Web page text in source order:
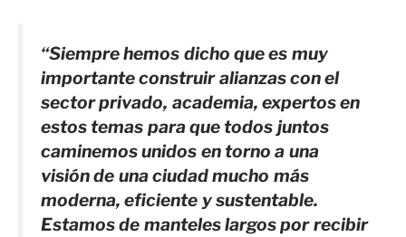
“Siempre hemos dicho que es muy
importante construir alianzas con el
sector privado, academia, expertos en
estos temas para que todos juntos
caminemos unidos en torno a una
visión de una ciudad mucho más
moderna, eficiente y sustentable.
Estamos de manteles largos por recibir